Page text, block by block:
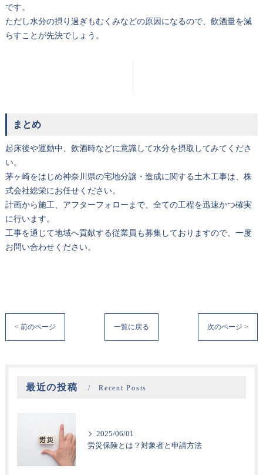
です。
ただし水分の摂り過ぎもむくみなどの原因になるので、飲酒量を減
らすことが先決でしょう。
まとめ
起床後や運動中、飲酒時などに意識して水分を摂取してみてくださ
い。
茅ヶ崎をはじめ神奈川県の宅地分譲・造成に関する土木工事は、株
式会社総栄にお任せください。
計画から施工、アフターフォローまで、全ての工程を迅速かつ確実
に行います。
工事を通じて地域へ貢献する従業員も募集しておりますので、一度
お問い合わせください。
< 前のページ 一覧に戻る 次のページ >
最近の投稿 Recent Posts
2025/06/01
労災保険とは？対象者と申請方法